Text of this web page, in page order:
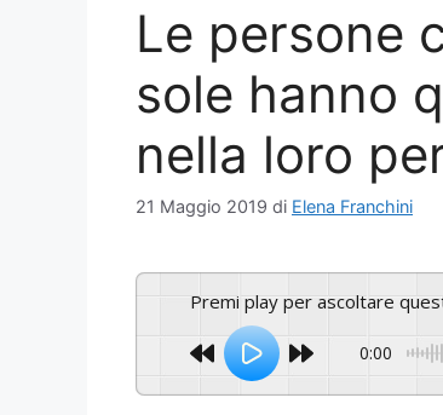
Le persone
sole hanno
nella loro
21 Maggio 2019 di Elena Franchini
Premi play per ascoltare
0:00